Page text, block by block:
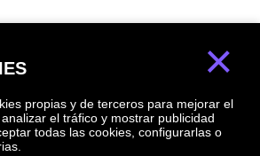
×
propias y de terceros para mejorar el
el tráfico y mostrar publicidad
todas las cookies, configurarlas o